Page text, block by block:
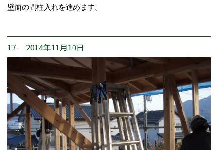
壁面の間柱入れを進めます。
17. 2014年11月10日